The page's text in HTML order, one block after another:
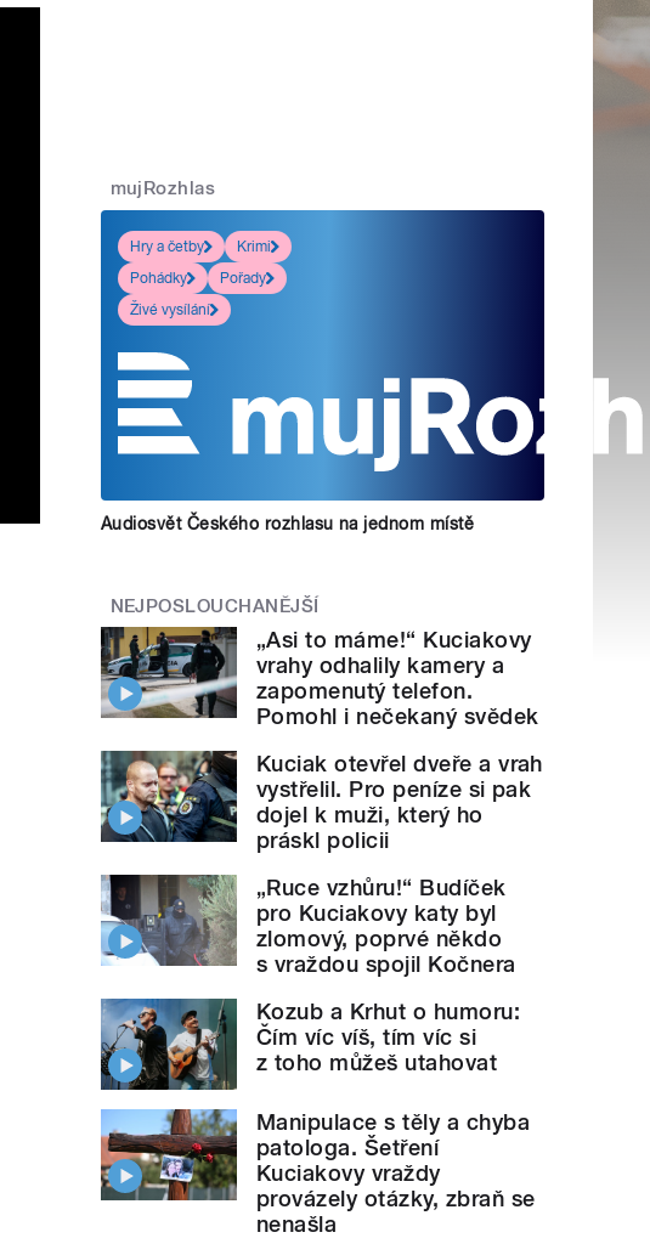
mujRozhlas
Hry a četby
Krimi
Pohádky
Pořady
Živé vysílání
Audiosvět Českého rozhlasu na jednom místě
NEJPOSLOUCHANĚJŠÍ
„Asi to máme!“ Kuciakovy
vrahy odhalily kamery a
zapomenutý telefon.
Pomohl i nečekaný svědek
Kuciak otevřel dveře a vrah
vystřelil. Pro peníze si pak
dojel k muži, který ho
práskl policii
„Ruce vzhůru!“ Budíček
pro Kuciakovy katy byl
zlomový, poprvé někdo
s vraždou spojil Kočnera
Kozub a Krhut o humoru:
Čím víc víš, tím víc si
z toho můžeš utahovat
Manipulace s těly a chyba
patologa. Šetření
Kuciakovy vraždy
provázely otázky, zbraň se
nenašla